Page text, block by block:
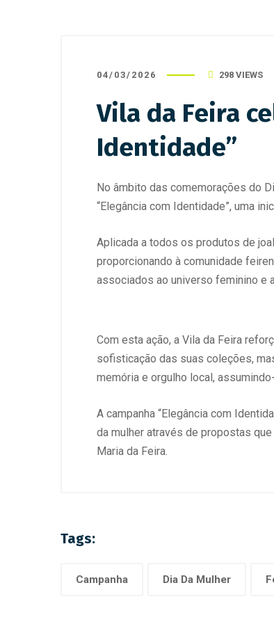
04/03/2026 298 VIEWS
Vila da Feira
Identidade”
No âmbito das comemorações do
“Elegância com Identidade”, uma
Aplicada a todos os produtos de
proporcionando à comunidade
associados ao universo feminino e
Com esta ação, a Vila da Feira
sofisticação das suas coleções,
memória e orgulho local,
A campanha “Elegância com
da mulher através de propostas
Maria da Feira.
Tags:
Campanha Dia Da Mulher